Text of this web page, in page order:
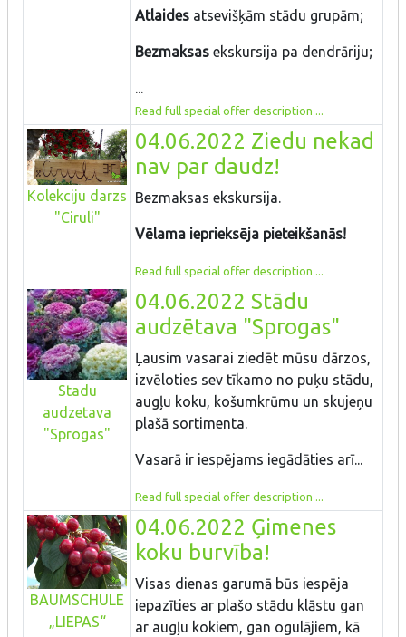
Atlaides atsevišķām stādu grupām;
Bezmaksas ekskursija pa dendrāriju;
...
Read full special offer description ...
Kolekciju darzs
"Ciruli"
04.06.2022 Ziedu nekad
nav par daudz!
Bezmaksas ekskursija.
Vēlama ieprieksēja pieteikšanās!
Read full special offer description ...
Stadu
audzetava
"Sprogas"
04.06.2022 Stādu
audzētava "Sprogas"
Ļausim vasarai ziedēt mūsu dārzos,
izvēloties sev tīkamo no puķu stādu,
augļu koku, košumkrūmu un skujeņu
plašā sortimenta.
Vasarā ir iespējams iegādāties arī...
Read full special offer description ...
BAUMSCHULE
„LIEPAS“
04.06.2022 Ģimenes
koku burvība!
Visas dienas garumā būs iespēja
iepazīties ar plašo stādu klāstu gan
ar augļu kokiem, gan ogulājiem, kā